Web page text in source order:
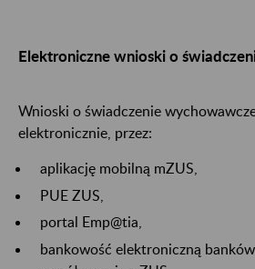
Elektroniczne wnioski o
Wnioski o świadczenie
elektronicznie, przez:
aplikację mobilną mZUS,
PUE ZUS,
portal Emp@tia,
bankowość elektroniczną